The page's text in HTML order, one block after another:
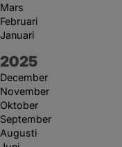
Mars
Februari
Januari
År:
2025
December
November
Oktober
September
Augusti